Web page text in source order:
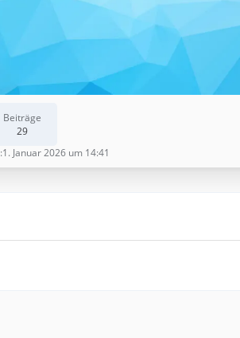
Beiträge
29
1. Januar 2026 um 14:41